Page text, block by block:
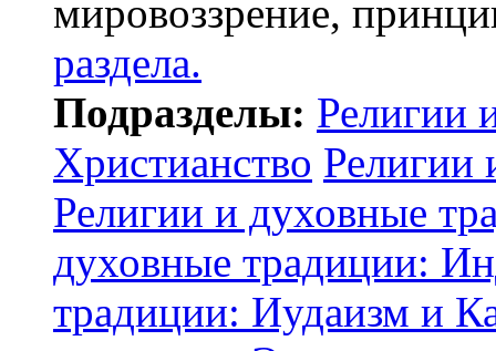
мировоззрение,
раздела.
Подразделы: Религии
Христианство Религии
Религии и духовные
духовные традиции:
традиции: Иудаизм и